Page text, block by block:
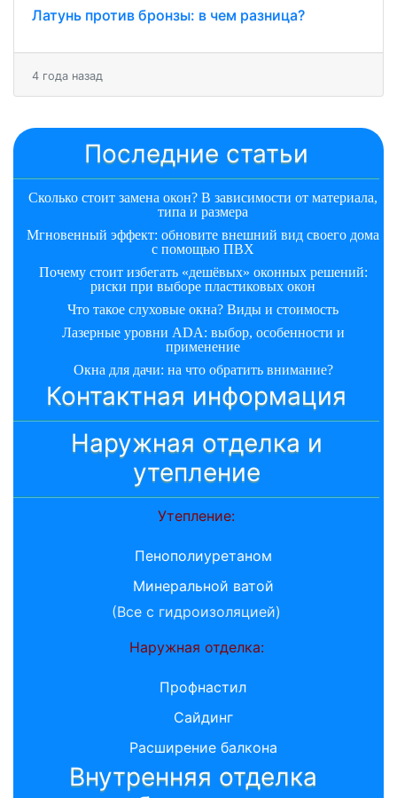
Латунь против бронзы: в чем разница?
4 года назад
Последние статьи
Сколько стоит замена окон? В зависимости от материала,
типа и размера
Мгновенный эффект: обновите внешний вид своего дома
с помощью ПВХ
Почему стоит избегать «дешёвых» оконных решений:
риски при выборе пластиковых окон
Что такое слуховые окна? Виды и стоимость
Лазерные уровни ADA: выбор, особенности и
применение
Окна для дачи: на что обратить внимание?
Контактная информация
Наружная отделка и
утепление
Утепление:
Пенополиуретаном
Минеральной ватой
(Все с гидроизоляцией)
Наружная отделка:
Профнастил
Сайдинг
Расширение балкона
Внутренняя отделка